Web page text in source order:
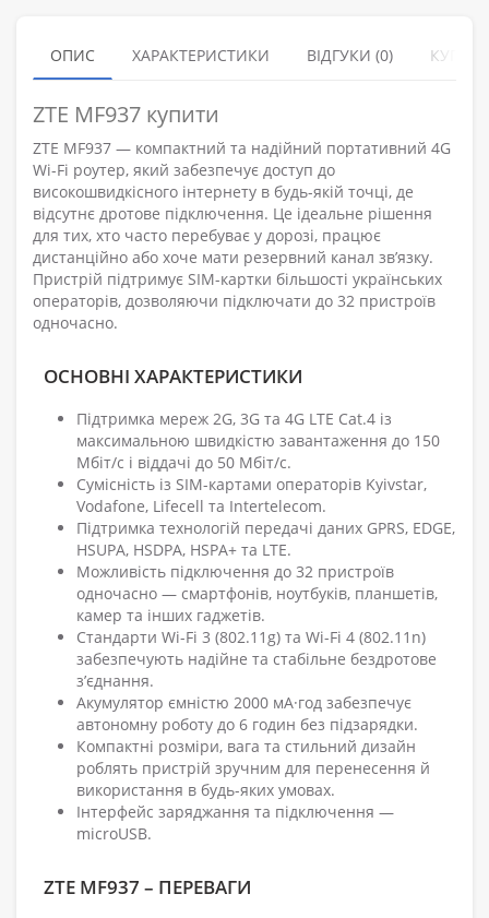
ОПИС ХАРАКТЕРИСТИКИ ВІДГУКИ (0)
ZTE MF937 купити
ZTE MF937 — компактний та надійний портативний 4G
Wi-Fi роутер, який забезпечує доступ до
високошвидкісного інтернету в будь-якій точці, де
відсутнє дротове підключення. Це ідеальне рішення
для тих, хто часто перебуває у дорозі, працює
дистанційно або хоче мати резервний канал зв’язку.
Пристрій підтримує SIM-картки більшості українських
операторів, дозволяючи підключати до 32 пристроїв
одночасно.
ОСНОВНІ ХАРАКТЕРИСТИКИ
Підтримка мереж 2G, 3G та 4G LTE Cat.4 із
максимальною швидкістю завантаження до 150
Мбіт/с і віддачі до 50 Мбіт/с.
Сумісність із SIM-картами операторів Kyivstar,
Vodafone, Lifecell та Intertelecom.
Підтримка технологій передачі даних GPRS, EDGE,
HSUPA, HSDPA, HSPA+ та LTE.
Можливість підключення до 32 пристроїв
одночасно — смартфонів, ноутбуків, планшетів,
камер та інших гаджетів.
Стандарти Wi-Fi 3 (802.11g) та Wi-Fi 4 (802.11n)
забезпечують надійне та стабільне бездротове
з’єднання.
Акумулятор ємністю 2000 мА·год забезпечує
автономну роботу до 6 годин без підзарядки.
Компактні розміри, вага та стильний дизайн
роблять пристрій зручним для перенесення й
використання в будь-яких умовах.
Інтерфейс заряджання та підключення —
microUSB.
ZTE MF937 – ПЕРЕВАГИ